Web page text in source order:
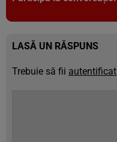
LASĂ UN RĂSPUNS
Trebuie să fii autentificat